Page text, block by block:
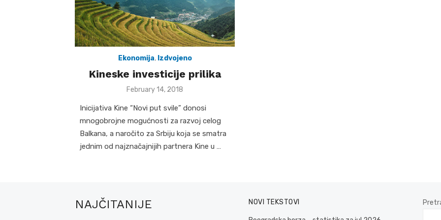
Ekonomija, Izdvojeno
Kineske investicije prilika
Posted
February 14, 2018
Inicijativa Kine “Novi put svile” donosi
mnogobrojne mogućnosti za razvoj celog
Balkana, a naročito za Srbiju koja se smatra
jednim od najznačajnijih partnera Kine u …
NAJČITANIJE NOVI TEKSTOVI